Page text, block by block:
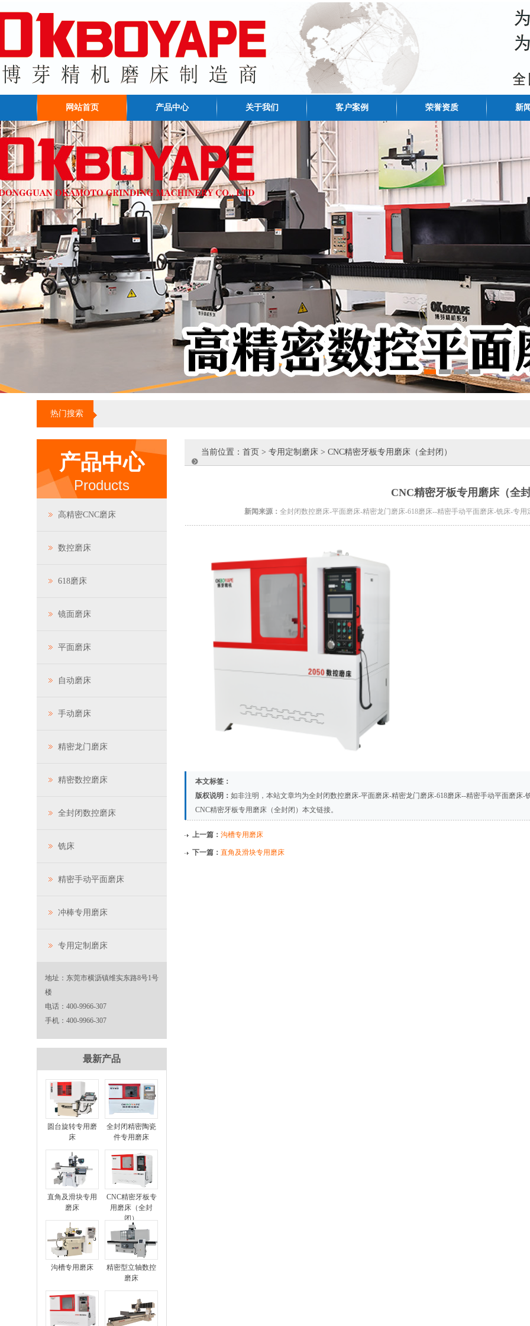
网站首页 产品中心 关于我们 客户案例 荣誉资质 新
热门搜索
产品中心
Products
高精密CNC磨床
数控磨床
618磨床
镜面磨床
平面磨床
自动磨床
手动磨床
精密龙门磨床
精密数控磨床
全封闭数控磨床
铣床
精密手动平面磨床
冲棒专用磨床
专用定制磨床
地址：东莞市横沥镇维实东路8号1号
楼
电话：400-9966-307
手机：400-9966-307
最新产品
圆台旋转专用磨
床
全封闭精密陶瓷
件专用磨床
直角及滑块专用
磨床
CNC精密牙板专
用磨床（全封
闭）
沟槽专用磨床
精密型立轴数控
磨床
当前位置： 首页 > 专用定制磨床 > CNC精密牙板专用磨床（全封闭）
CNC精密牙板专用磨床（全封
新闻来源： 全封闭数控磨床-平面磨床-精密龙门磨床-618磨床--精密手动平面磨床-铣床-专用
本文标签：
版权说明： 如非注明，本站文章均为全封闭数控磨床-平面磨床-精密龙门磨床-618磨床--精密手动平面磨床-
CNC精密牙板专用磨床（全封闭） 本文链接。
上一篇： 沟槽专用磨床
下一篇： 直角及滑块专用磨床